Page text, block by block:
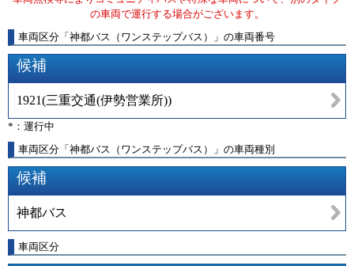
の車両で運行する場合がございます。
車両区分 「 神都バス（ワンステップバス） 」 の車両番号
候補
1921(三重交通(伊勢営業所))
*：運行中
車両区分「神都バス（ワンステップバス）」の車両種別
候補
神都バス
車両区分